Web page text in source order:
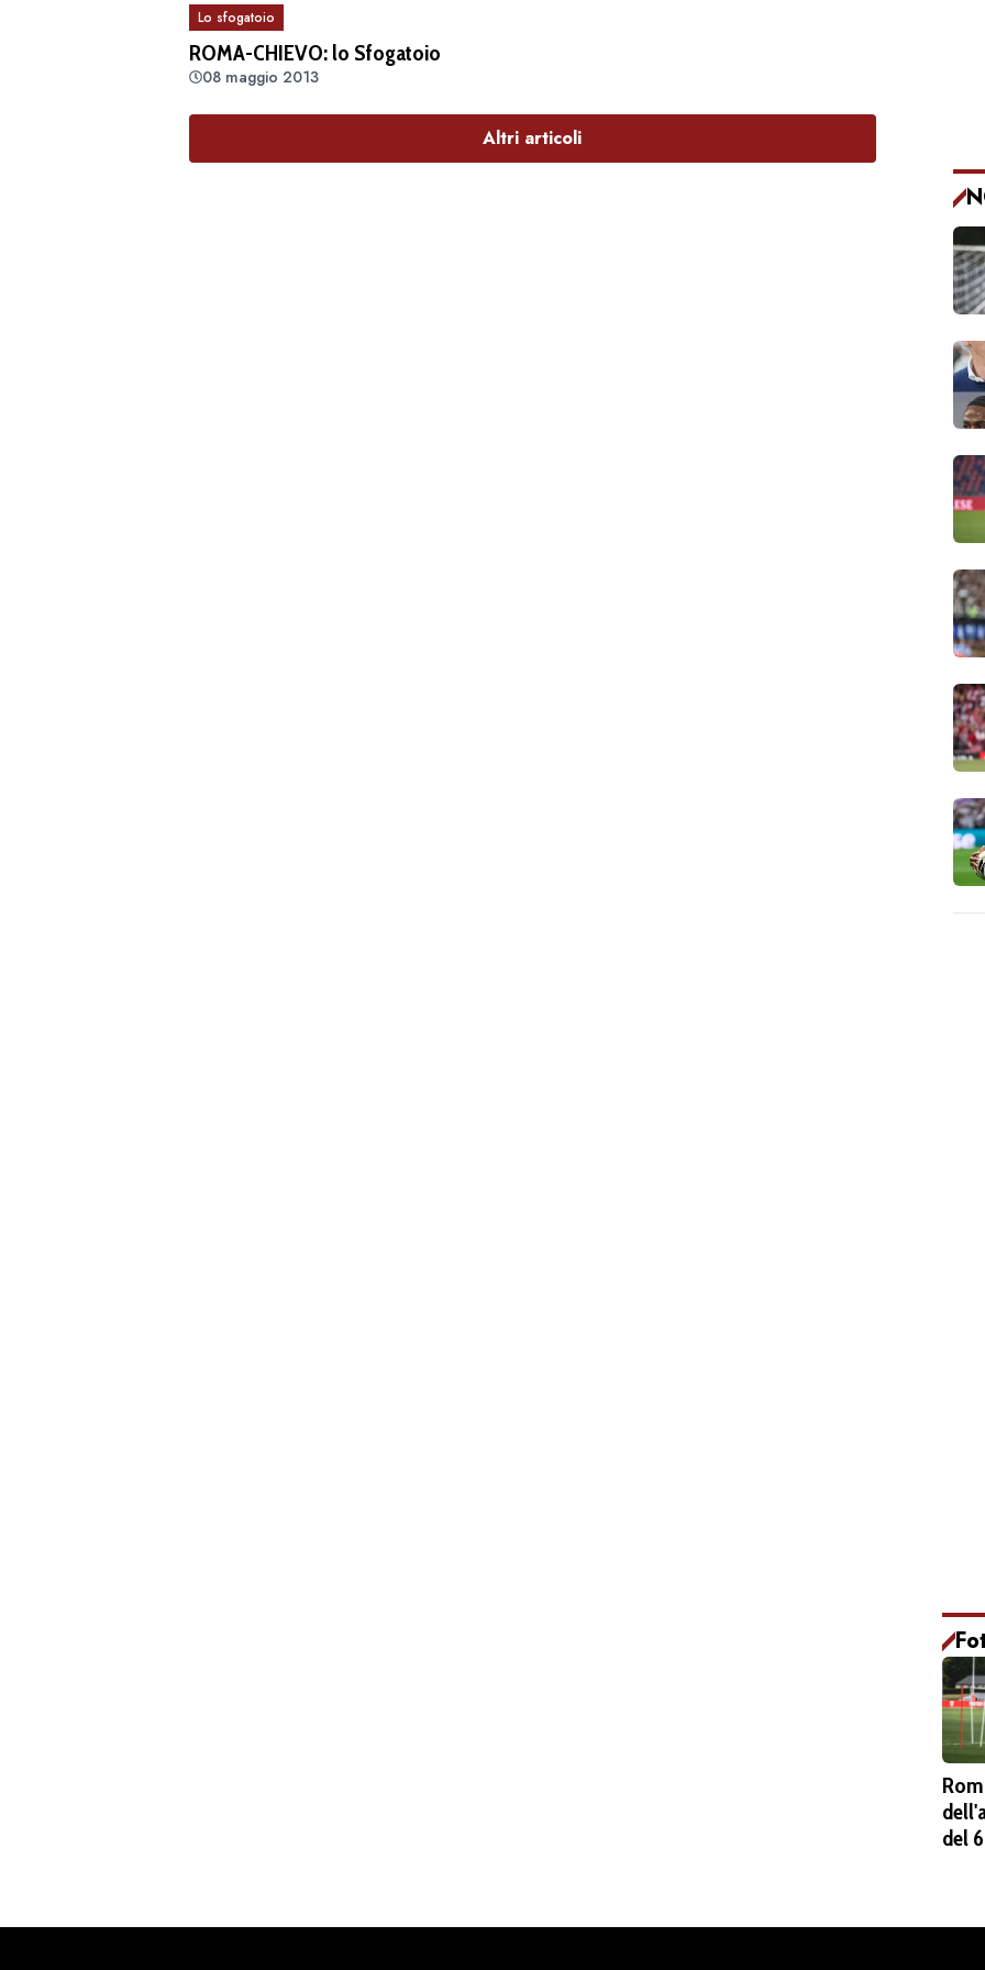
Lo sfogatoio
ROMA-CHIEVO: lo Sfogatoio
08 maggio 2013
Altri articoli
del